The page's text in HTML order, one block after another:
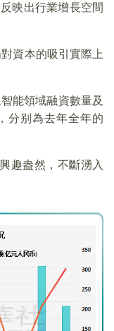
映出行業增長空間
資本的吸引實際上
能領域融資數量及
分别為去年全年的
趣盎然，不斷湧入